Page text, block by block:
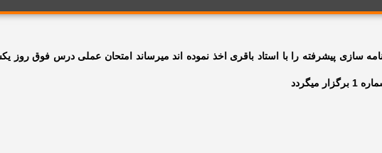
سازی پیشرفته را با استاد باقری اخذ نموده اند میرساند امتحان عملی درس فوق روز